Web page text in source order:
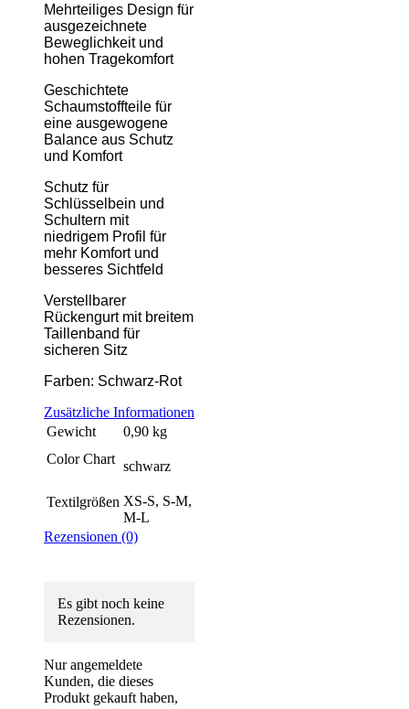
Mehrteiliges Design für
ausgezeichnete
Beweglichkeit und
hohen Tragekomfort
Geschichtete
Schaumstoffteile für
eine ausgewogene
Balance aus Schutz
und Komfort
Schutz für
Schlüsselbein und
Schultern mit
niedrigem Profil für
mehr Komfort und
besseres Sichtfeld
Verstellbarer
Rückengurt mit breitem
Taillenband für
sicheren Sitz
Farben: Schwarz-Rot
Zusätzliche Informationen
Gewicht
0,90 kg
Color Chart schwarz
Textilgrößen XS-S, S-M,
M-L
Rezensionen (0)
Es gibt noch keine
Rezensionen.
Nur angemeldete
Kunden, die dieses
Produkt gekauft haben,